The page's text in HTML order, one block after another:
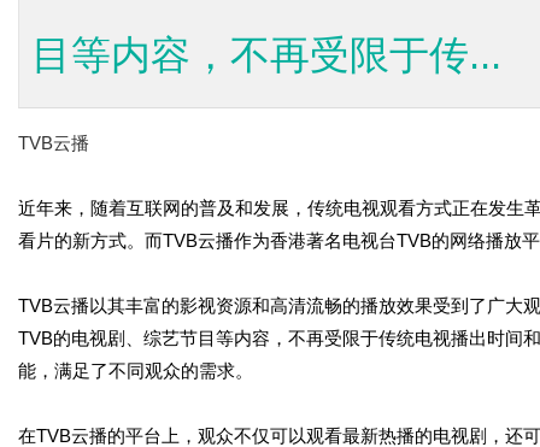
目等内容，不再受限于传...
TVB云播
近年来，随着互联网的普及和发展，传统电视观看方式正在发生
看片的新方式。而TVB云播作为香港著名电视台TVB的网络播放
TVB云播以其丰富的影视资源和高清流畅的播放效果受到了广大
TVB的电视剧、综艺节目等内容，不再受限于传统电视播出时间
能，满足了不同观众的需求。
在TVB云播的平台上，观众不仅可以观看最新热播的电视剧，还